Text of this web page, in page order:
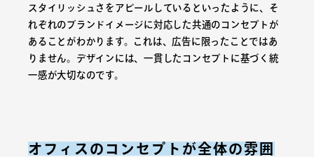
スタイリッシュさをアピールしているといったように、そ
れぞれのブランドイメージに対応した共通のコンセプトが
あることがわかります。これは、広告に限ったことではあ
りません。デザインには、一貫したコンセプトに基づく統
一感が大切なのです。
オフィスのコンセプトが全体の雰囲